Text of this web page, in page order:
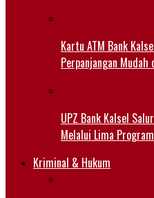
Kartu ATM Bank
Perpanjangan Mudah
UPZ Bank Kalsel
Melalui Lima Program
Kriminal & Hukum